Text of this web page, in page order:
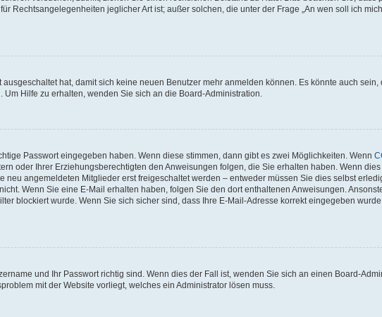
Rechtsangelegenheiten jeglicher Art ist; außer solchen, die unter der Frage „An wen soll ich
hat, damit sich keine neuen Benutzer mehr anmelden können. Es könnte auch sein,
Hilfe zu erhalten, wenden Sie sich an die Board-Administration.
Passwort eingegeben haben. Wenn diese stimmen, dann gibt es zwei Möglichkeiten. Wenn
oder Ihrer Erziehungsberechtigten den Anweisungen folgen, die Sie erhalten haben. Wenn
angemeldeten Mitglieder erst freigeschaltet werden – entweder müssen Sie dies selbst
Wenn Sie eine E-Mail erhalten haben, folgen Sie den dort enthaltenen Anweisungen.
blockiert wurde. Wenn Sie sich sicher sind, dass Ihre E-Mail-Adresse korrekt eingegeben
und Ihr Passwort richtig sind. Wenn dies der Fall ist, wenden Sie sich an einen Board-
mit der Website vorliegt, welches ein Administrator lösen muss.